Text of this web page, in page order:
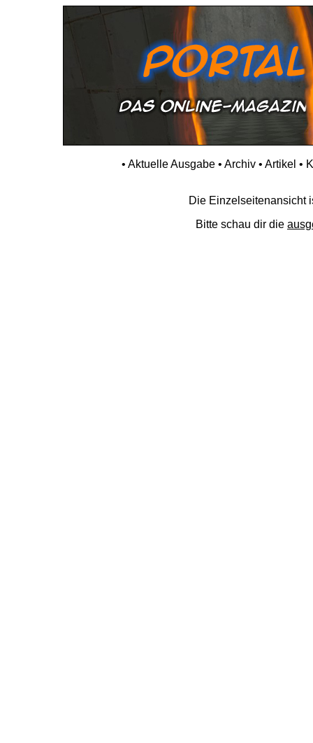
• Aktuelle Ausgabe• Archiv• Artikel •
Die Einzelseitenansicht
Bitte schau dir die